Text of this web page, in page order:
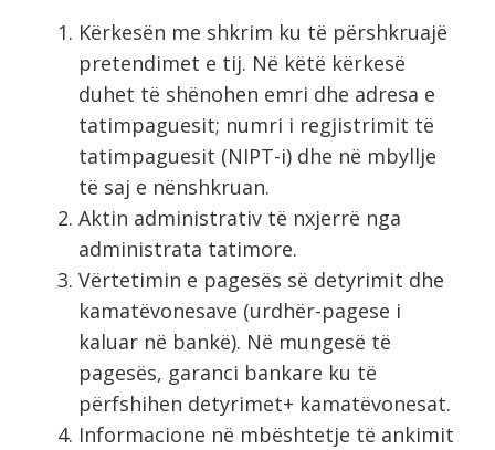
Kërkesën me shkrim ku të përshkruajë
pretendimet e tij. Në këtë kërkesë
duhet të shënohen emri dhe adresa e
tatimpaguesit; numri i regjistrimit të
tatimpaguesit (NIPT-i) dhe në mbyllje
të saj e nënshkruan.
Aktin administrativ të nxjerrë nga
administrata tatimore.
Vërtetimin e pagesës së detyrimit dhe
kamatëvonesave (urdhër-pagese i
kaluar në bankë). Në mungesë të
pagesës, garanci bankare ku të
përfshihen detyrimet+ kamatëvonesat.
Informacione në mbështetje të ankimit